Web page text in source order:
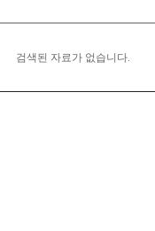
검색된 자료가 없습니다.